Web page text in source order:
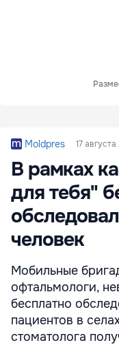
Moldpres 17
В рамках
для тебя"
человек
Мобильные
офтальмологи,
бесплатно
пациентов в
стоматолога